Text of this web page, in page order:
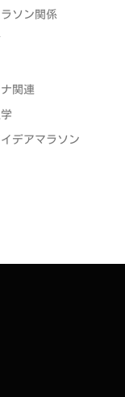
ソン関係
関連
デアマラソン